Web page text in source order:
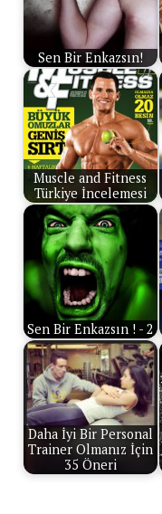
Sen Bir Enkazsın!
Muscle and Fitness
Türkiye İncelemesi
Sen Bir Enkazsın ! - 2
Daha İyi Bir Personal
Trainer Olmanız İçin
35 Öneri